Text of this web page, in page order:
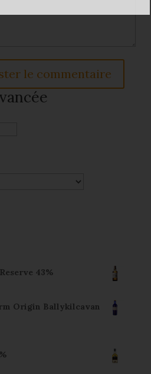
43%
Origin Ballykilcavan